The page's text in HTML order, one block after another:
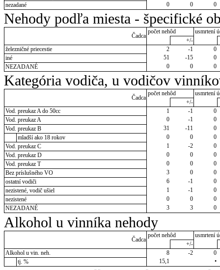
nezadané
0 0 0
Nehody podľa miesta - špecifické
Čadca
počet nehôd
usmrtení
+/-
železničné priecestie
2 -1
0
iné
51 -15
0
NEZADANÉ
0 0 0
Kategória vodiča, u vodičov
Čadca
počet nehôd
usmrtení
+/-
Vod. preukaz A do 50cc
1 -1
0
Vod. preukaz A
0 -1
0
Vod. preukaz B
31 -11
0
mladší ako 18 rokov
0 0
0
Vod. preukaz C
1 -2
0
Vod. preukaz D
0 0
0
Vod. preukaz T
0 0
0
Bez príslušného VO
3 0
0
ostatní vodiči
6 -1
0
nezistené, vodič ušiel
1 -1
0
nezistené
0 0
0
NEZADANÉ
3 3 0
Alkohol u vinníka nehody
Čadca
počet nehôd
usmrtení
+/-
Alkohol u vin. neh.
8 -2
0
tj. %
15,1 •